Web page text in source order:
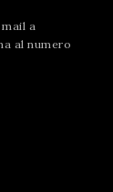
a
al numero